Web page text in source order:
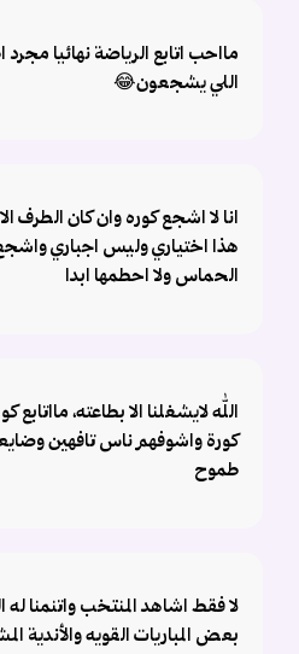
مااحب اتابع الرياضة نهائيا
اللي يشجعون😂
انا لا اشجع كوره وان كان الطرف
هذا اختياري وليس اجباري
الحماس ولا احطمها ابدا
الله لايشغلنا الا بطاعته،
كورة واشوفهم ناس تافهين
طموح
لا فقط اشاهد المنتخب واتنمنا
بعض المباريات القويه والأندية